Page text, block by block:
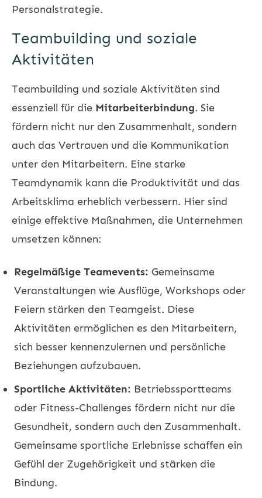
Personalstrategie.
Teambuilding und soziale
Aktivitäten
Teambuilding und soziale Aktivitäten sind
essenziell für die Mitarbeiterbindung. Sie
fördern nicht nur den Zusammenhalt, sondern
auch das Vertrauen und die Kommunikation
unter den Mitarbeitern. Eine starke
Teamdynamik kann die Produktivität und das
Arbeitsklima erheblich verbessern. Hier sind
einige effektive Maßnahmen, die Unternehmen
umsetzen können:
Regelmäßige Teamevents: Gemeinsame
Veranstaltungen wie Ausflüge, Workshops oder
Feiern stärken den Teamgeist. Diese
Aktivitäten ermöglichen es den Mitarbeitern,
sich besser kennenzulernen und persönliche
Beziehungen aufzubauen.
Sportliche Aktivitäten: Betriebssportteams
oder Fitness-Challenges fördern nicht nur die
Gesundheit, sondern auch den Zusammenhalt.
Gemeinsame sportliche Erlebnisse schaffen ein
Gefühl der Zugehörigkeit und stärken die
Bindung.